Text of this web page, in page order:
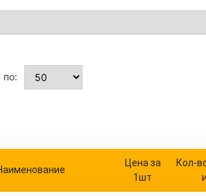
по:
Цена за
1шт
Кол-